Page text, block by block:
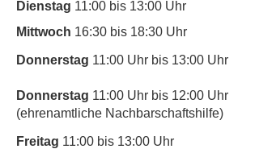
Dienstag 11:00 bis 13:00 Uhr
Mittwoch 16:30 bis 18:30 Uhr
Donnerstag 11:00 Uhr bis 13:00 Uhr
Donnerstag 11:00 Uhr bis 12:00 Uhr
(ehrenamtliche Nachbarschaftshilfe)
Freitag 11:00 bis 13:00 Uhr